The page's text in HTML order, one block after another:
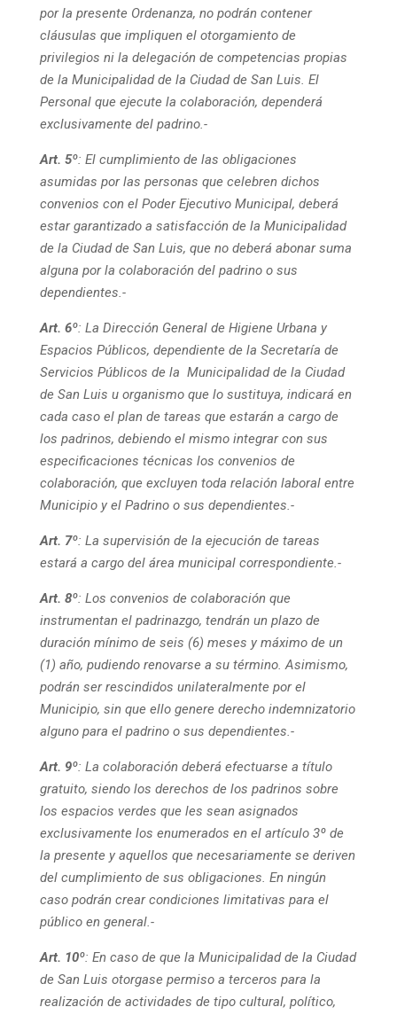
por la presente Ordenanza, no podrán contener
cláusulas que impliquen el otorgamiento de
privilegios ni la delegación de competencias propias
de la Municipalidad de la Ciudad de San Luis. El
Personal que ejecute la colaboración, dependerá
exclusivamente del padrino.-
Art. 5º: El cumplimiento de las obligaciones
asumidas por las personas que celebren dichos
convenios con el Poder Ejecutivo Municipal, deberá
estar garantizado a satisfacción de la Municipalidad
de la Ciudad de San Luis, que no deberá abonar suma
alguna por la colaboración del padrino o sus
dependientes.-
Art. 6º: La Dirección General de Higiene Urbana y
Espacios Públicos, dependiente de la Secretaría de
Servicios Públicos de la Municipalidad de la Ciudad
de San Luis u organismo que lo sustituya, indicará en
cada caso el plan de tareas que estarán a cargo de
los padrinos, debiendo el mismo integrar con sus
especificaciones técnicas los convenios de
colaboración, que excluyen toda relación laboral entre
Municipio y el Padrino o sus dependientes.-
Art. 7º: La supervisión de la ejecución de tareas
estará a cargo del área municipal correspondiente.-
Art. 8º: Los convenios de colaboración que
instrumentan el padrinazgo, tendrán un plazo de
duración mínimo de seis (6) meses y máximo de un
(1) año, pudiendo renovarse a su término. Asimismo,
podrán ser rescindidos unilateralmente por el
Municipio, sin que ello genere derecho indemnizatorio
alguno para el padrino o sus dependientes.-
Art. 9º: La colaboración deberá efectuarse a título
gratuito, siendo los derechos de los padrinos sobre
los espacios verdes que les sean asignados
exclusivamente los enumerados en el artículo 3º de
la presente y aquellos que necesariamente se deriven
del cumplimiento de sus obligaciones. En ningún
caso podrán crear condiciones limitativas para el
público en general.-
Art. 10º: En caso de que la Municipalidad de la Ciudad
de San Luis otorgase permiso a terceros para la
realización de actividades de tipo cultural, político,